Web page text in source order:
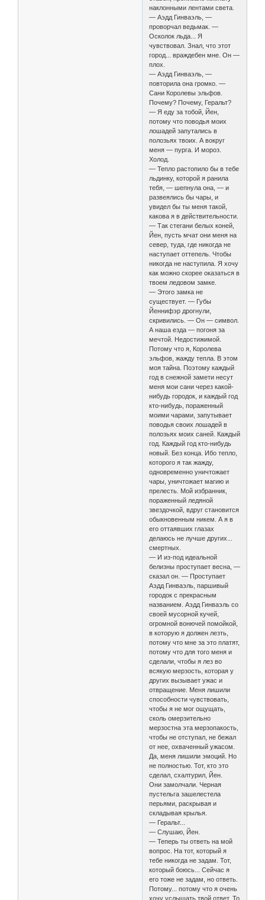
наклонными лентами света.
— Аэдд Гинваэль, —
проворчал ведьмак. —
Осколок льда... Я
чувствовал. Знал, что этот
город... враждебен мне. Он —
плох.
— Аэдд Гинваэль, —
повторила она громко. —
Сани Королевы эльфов.
Почему? Почему, Геральт?
— Я еду за тобой, Йен,
потому что поводья моих
лошадей запутались в
полозьях твоих. А вокруг
меня — пурга. И мороз.
Холод.
— Тепло растопило бы в тебе
льдинку, которой я ранила
тебя, — шепнула она, — и
развеялись бы чары, и
увидел бы ты меня такой,
какова я в действительности.
— Так стегани белых коней,
Йен, пусть мчат они меня на
север, туда, где никогда не
наступает оттепель. Чтобы
никогда не наступила. Я хочу
как можно скорее оказаться в
твоем ледовом замке.
— Этого замка не
существует. — Губы
Йеннифэр дрогнули,
скривились. — Он — символ.
А наша езда — погоня за
мечтой. Недостижимой.
Потому что я, Королева
эльфов, жажду тепла. В этом
моя тайна. Поэтому каждый
год в снежной замети несут
меня мои сани через какой-
нибудь городок, и каждый год
кто-нибудь, пораженный
моими чарами, запутывает
поводья своих лошадей в
полозьях моих саней. Каждый
год. Каждый год кто-нибудь
новый. Без конца. Ибо тепло,
которого я так жажду,
одновременно уничтожает
чары, уничтожает магию и
прелесть. Мой избранник,
пораженный ледяной
звездочкой, вдруг становится
обыкновенным никем. А я в
его оттаявших глазах
делаюсь не лучше других...
смертных.
— И из-под идеальной
белизны проступает весна, —
сказал он. — Проступает
Аэдд Гинваэль, паршивый
городок с прекрасным
названием. Аэдд Гинваэль со
своей мусорной кучей,
огромной вонючей помойкой,
в которую я должен лезть,
потому что мне за это платят,
потому что для того меня и
сделали, чтобы я лез во
всякую мерзость, которая у
других вызывает ужас и
отвращение. Меня лишили
способности чувствовать,
чтобы я не мог ощущать,
сколь омерзительно
мерзостна эта мерзопакость,
чтобы не отступал, не бежал
от нее, охваченный ужасом.
Да, меня лишили эмоций. Но
не полностью. Тот, кто это
сделал, схалтурил, Йен.
Они замолчали. Черная
пустельга зашелестела
перьями, раскрывая и
складывая крылья.
— Геральт...
— Слушаю, Йен.
— Теперь ты ответь на мой
вопрос. На тот, который я
тебе никогда не задам. Тот,
который боюсь... Сейчас я
его тоже не задам, но ответь.
Потому... потому что я очень
хочу услышать твой ответ. То